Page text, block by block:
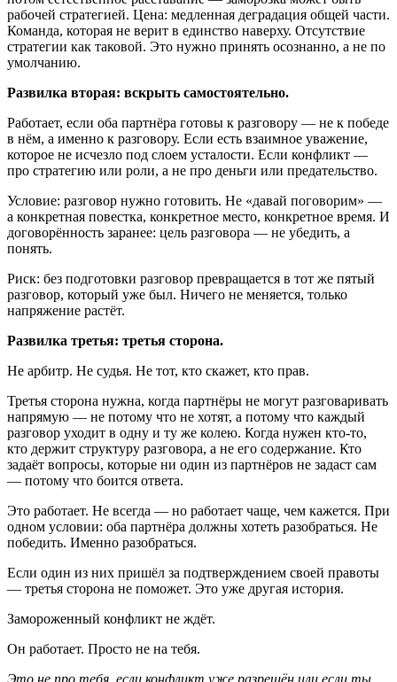
рабочей стратегией. Цена: медленная деградация общей части.
Команда, которая не верит в единство наверху. Отсутствие
стратегии как таковой. Это нужно принять осознанно, а не по
умолчанию.
Развилка вторая: вскрыть самостоятельно.
Работает, если оба партнёра готовы к разговору — не к победе
в нём, а именно к разговору. Если есть взаимное уважение,
которое не исчезло под слоем усталости. Если конфликт —
про стратегию или роли, а не про деньги или предательство.
Условие: разговор нужно готовить. Не «давай поговорим» —
а конкретная повестка, конкретное место, конкретное время. И
договорённость заранее: цель разговора — не убедить, а
понять.
Риск: без подготовки разговор превращается в тот же пятый
разговор, который уже был. Ничего не меняется, только
напряжение растёт.
Развилка третья: третья сторона.
Не арбитр. Не судья. Не тот, кто скажет, кто прав.
Третья сторона нужна, когда партнёры не могут разговаривать
напрямую — не потому что не хотят, а потому что каждый
разговор уходит в одну и ту же колею. Когда нужен кто-то,
кто держит структуру разговора, а не его содержание. Кто
задаёт вопросы, которые ни один из партнёров не задаст сам
— потому что боится ответа.
Это работает. Не всегда — но работает чаще, чем кажется. При
одном условии: оба партнёра должны хотеть разобраться. Не
победить. Именно разобраться.
Если один из них пришёл за подтверждением своей правоты
— третья сторона не поможет. Это уже другая история.
Замороженный конфликт не ждёт.
Он работает. Просто не на тебя.